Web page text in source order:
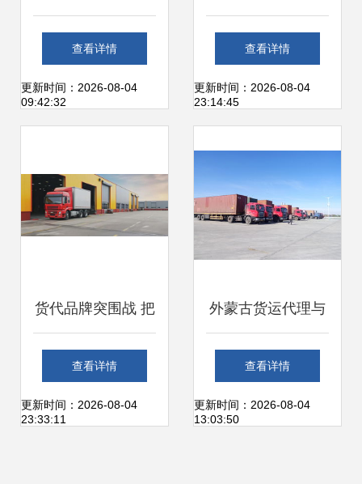
达货运代理，专业
高效不止一步
查看详情
更新时间：2026-08-04
09:42:32
货运代理处理挤压
棒进口的全流程解
查看详情
更新时间：2026-08-04
23:14:45
货代品牌突围战 把
握要点，打造无敌
品牌
查看详情
更新时间：2026-08-04
23:33:11
外蒙古货运代理与
报关报检全攻略
——打破贸易壁垒
查看详情
更新时间：2026-08-04
13:03:50